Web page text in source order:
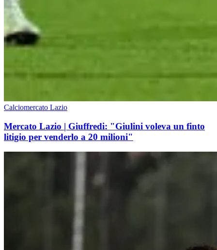
Calciomercato Lazio
Mercato Lazio | Giuffredi: "Giulini voleva un finto
litigio per venderlo a 20 milioni"